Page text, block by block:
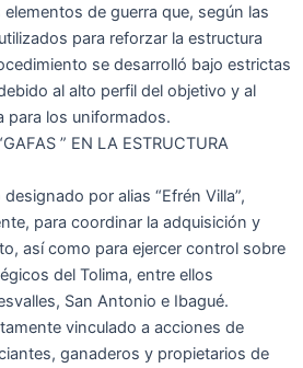
de guerra que, según las
para reforzar la estructura
se desarrolló bajo estrictas
al alto perfil del objetivo y al
para los uniformados.
” EN LA ESTRUCTURA
por alias “Efrén Villa”,
para coordinar la adquisición y
así como para ejercer control sobre
del Tolima, entre ellos
San Antonio e Ibagué.
vinculado a acciones de
ganaderos y propietarios de